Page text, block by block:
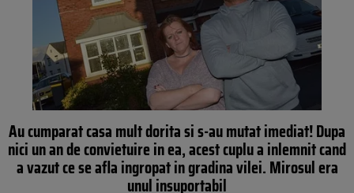
Au cumparat casa mult dorita si s-au mutat imediat! Dupa
nici un an de convietuire in ea, acest cuplu a inlemnit cand
a vazut ce se afla ingropat in gradina vilei. Mirosul era
unul insuportabil